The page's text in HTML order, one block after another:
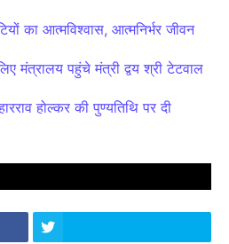
का आत्मविश्वास, आत्मनिर्भर जीवन
मंत्रालय पहुंचे मंत्री द्वय श्री टेटवाल
होल्कर की पुण्यतिथि पर दी